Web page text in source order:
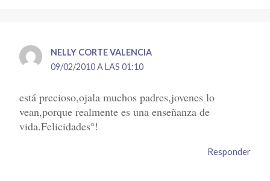
NELLY CORTE VALENCIA
09/02/2010 A LAS 01:10
está precioso,ojala muchos padres,jovenes lo
vean,porque realmente es una enseñanza de
vida.Felicidades°!
Responder